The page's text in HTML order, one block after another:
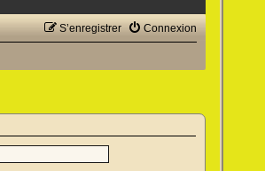
Connexion
S’enregistrer